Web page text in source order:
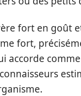
fort en goût
fort,
accorde